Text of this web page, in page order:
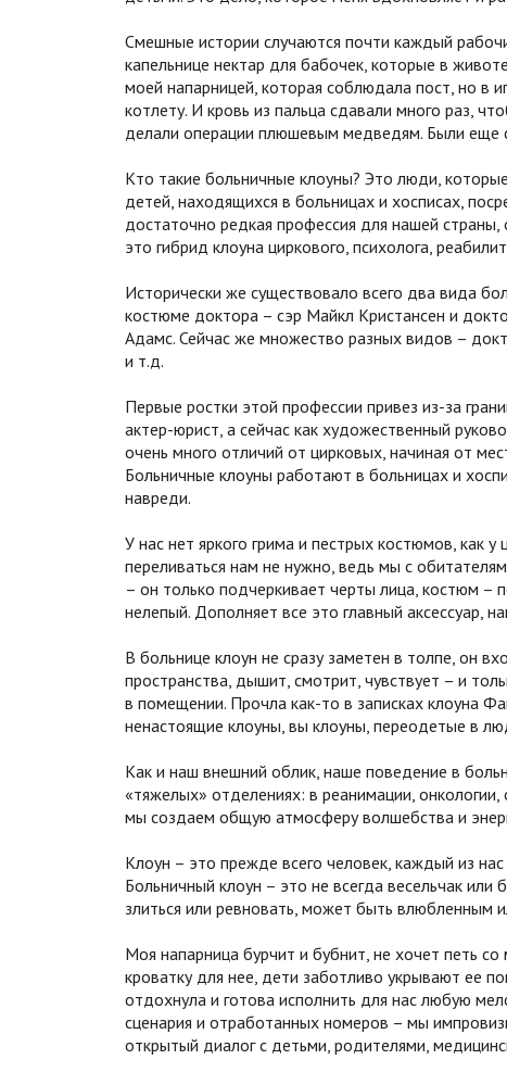
Смешные истории случаются почти каждый
капельнице нектар для бабочек, которые в
моей напарницей, которая соблюдала пост, но в
котлету. И кровь из пальца сдавали много раз,
делали операции плюшевым медведям. Были еще
Кто такие больничные клоуны? Это люди,
детей, находящихся в больницах и хосписах,
достаточно редкая профессия для нашей
это гибрид клоуна циркового, психолога,
Исторически же существовало всего два вида
костюме доктора – сэр Майкл Кристансен и
Адамс. Сейчас же множество разных видов –
и т.д.
Первые ростки этой профессии привез из-за
актер-юрист, а сейчас как художественный
очень много отличий от цирковых, начиная от
Больничные клоуны работают в больницах и
навреди.
У нас нет яркого грима и пестрых костюмов, как
переливаться нам не нужно, ведь мы с
– он только подчеркивает черты лица, костюм
нелепый. Дополняет все это главный аксессуар,
В больнице клоун не сразу заметен в толпе, он
пространства, дышит, смотрит, чувствует – и
в помещении. Прочла как-то в записках клоуна
ненастоящие клоуны, вы клоуны, переодетые в
Как и наш внешний облик, наше поведение в
«тяжелых» отделениях: в реанимации,
мы создаем общую атмосферу волшебства и
Клоун – это прежде всего человек, каждый из
Больничный клоун – это не всегда весельчак
злиться или ревновать, может быть влюбленным
Моя напарница бурчит и бубнит, не хочет петь
кроватку для нее, дети заботливо укрывают ее
отдохнула и готова исполнить для нас любую
сценария и отработанных номеров – мы
открытый диалог с детьми, родителями,